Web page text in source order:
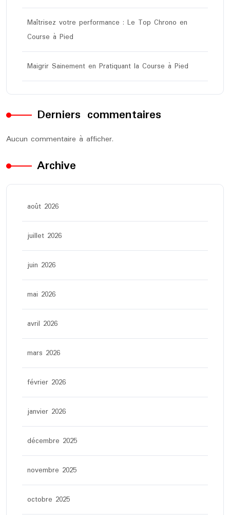
Maîtrisez votre performance : Le Top Chrono en
Course à Pied
Maigrir Sainement en Pratiquant la Course à Pied
Derniers commentaires
Aucun commentaire à afficher.
Archive
août 2026
juillet 2026
juin 2026
mai 2026
avril 2026
mars 2026
février 2026
janvier 2026
décembre 2025
novembre 2025
octobre 2025